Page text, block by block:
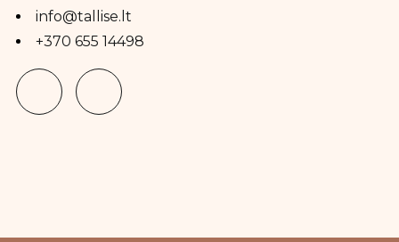
info@tallise.lt
+370 655 14498